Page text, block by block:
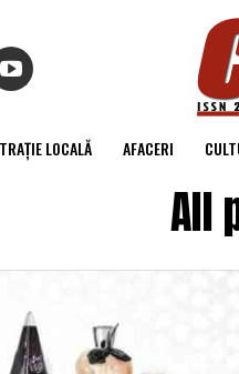
LOCALĂ AFACERI
All